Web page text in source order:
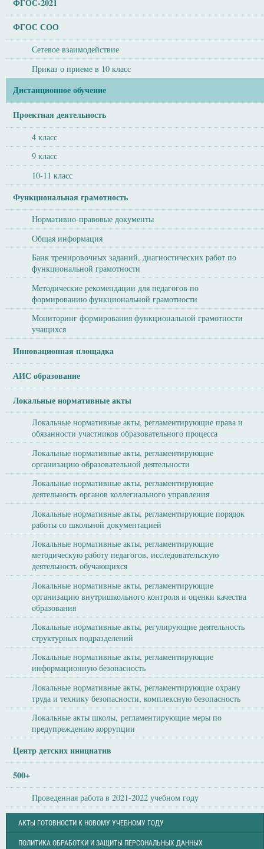
ФГОС СОО
Сетевое взаимодействие
Приказ о приеме в 10 класс
Дистанционное обучение
Проектная деятельность
4 класс
9 класс
10-11 класс
Функциональная грамотность
Нормативно-правовые документы
Общая информация
Банк тренировочных заданий, диагностических работ по
функциональной грамотности
Методические рекомендации для педагогов по
формированию функциональной грамотности
Мониторинг формирования функциональной грамотности
учащихся
Инновационная площадка
АИС образование
Локальные нормативные акты
Локальные нормативные акты, регламентирующие права и
обязанности участников образовательного процесса
Локальные нормативные акты, регламентирующие
организацию образовательной деятельности
Локальные нормативные акты, регламентирующие
деятельность органов коллегиального управления
Локальные нормативные акты, регламентирующие порядок
работы со школьной документацией
Локальные нормативные акты, регламентирующие
методическую работу педагогов, исследовательскую
деятельность обучающихся
Локальные нормативные акты, регламентирующие
организацию внутришкольного контроля и оценки качества
образования
Локальные нормативные акты, регулирующие деятельность
структурных подразделений
Локальные нормативные акты, регламентирующие
информационную безопасность
Локальные нормативные акты, регламентирующие охрану
труда и технику безопасности, комплексную безопасность
Локальные акты школы, регламентирующие меры по
предупреждению коррупции
Центр детских инициатив
500+
Проведенная работа в 2021-2022 учебном году
АКТЫ ГОТОВНОСТИ К НОВОМУ УЧЕБНОМУ ГОДУ
ПОЛИТИКА ОБРАБОТКИ И ЗАЩИТЫ ПЕРСОНАЛЬНЫХ ДАННЫХ